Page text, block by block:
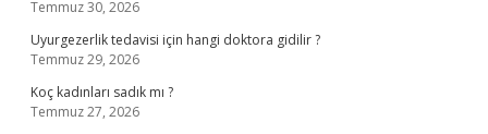
Temmuz 30, 2026
Uyurgezerlik tedavisi için hangi doktora gidilir ?
Temmuz 29, 2026
Koç kadınları sadık mı ?
Temmuz 27, 2026